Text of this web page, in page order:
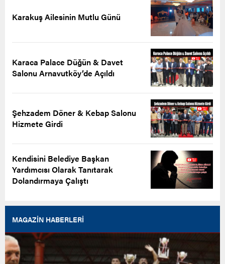
Karakuş Ailesinin Mutlu Günü
Karaca Palace Düğün & Davet
Salonu Arnavutköy’de Açıldı
Şehzadem Döner & Kebap Salonu
Hizmete Girdi
Kendisini Belediye Başkan
Yardımcısı Olarak Tanıtarak
Dolandırmaya Çalıştı
MAGAZİN HABERLERİ